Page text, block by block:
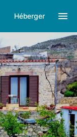
Héberger